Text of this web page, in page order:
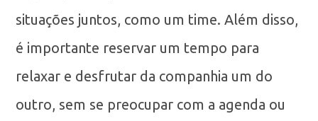
situações juntos, como um time. Além disso,
é importante reservar um tempo para
relaxar e desfrutar da companhia um do
outro, sem se preocupar com a agenda ou